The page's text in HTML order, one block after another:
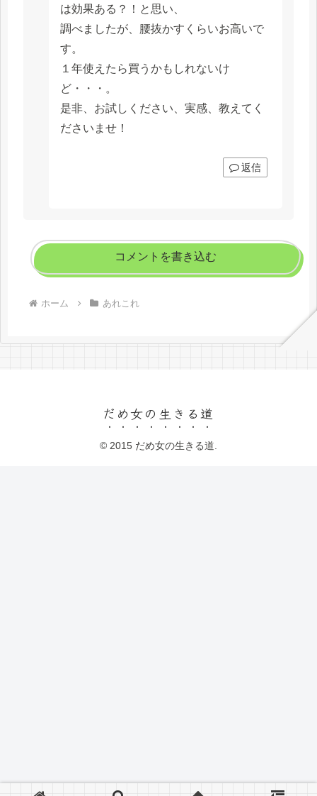
は効果ある？！と思い、
調べましたが、腰抜かすくらいお高いで
す。
１年使えたら買うかもしれないけ
ど・・・。
是非、お試しください、実感、教えてく
ださいませ！
返信
コメントを書き込む
ホーム あれこれ
だめ女の生きる道
© 2015 だめ女の生きる道.